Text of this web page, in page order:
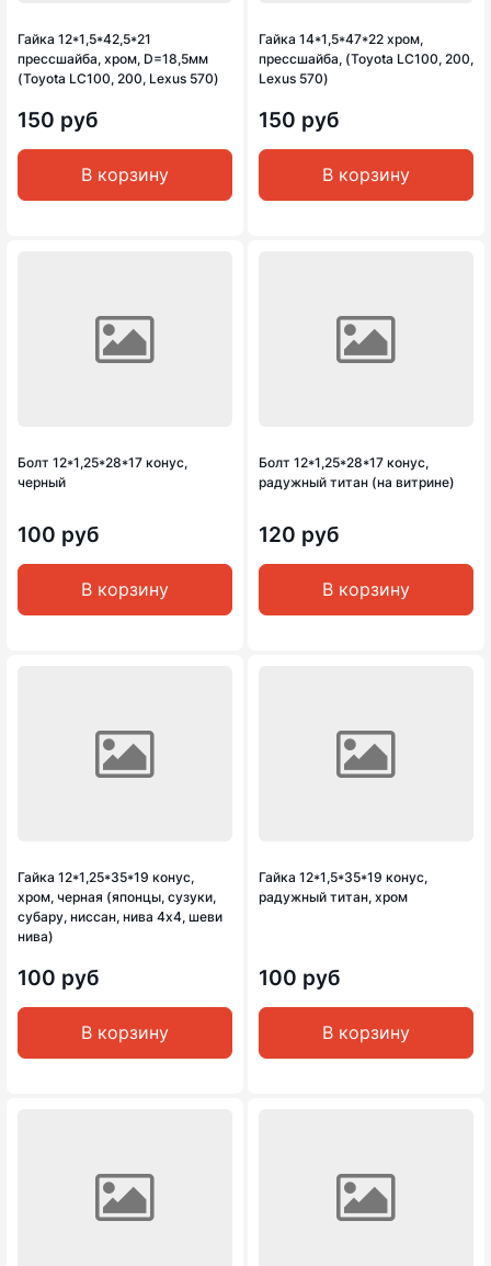
Гайка 12*1,5*42,5*21
прессшайба, хром, D=18,5мм
(Toyota LC100, 200, Lexus 570)
150 руб
В корзину
Гайка 14*1,5*47*22 хром,
прессшайба, (Toyota LC100, 200,
Lexus 570)
150 руб
В корзину
Болт 12*1,25*28*17 конус,
черный
100 руб
В корзину
Болт 12*1,25*28*17 конус,
радужный титан (на витрине)
120 руб
В корзину
Гайка 12*1,25*35*19 конус,
хром, черная (японцы, сузуки,
субару, ниссан, нива 4х4, шеви
нива)
100 руб
В корзину
Гайка 12*1,5*35*19 конус,
радужный титан, хром
100 руб
В корзину